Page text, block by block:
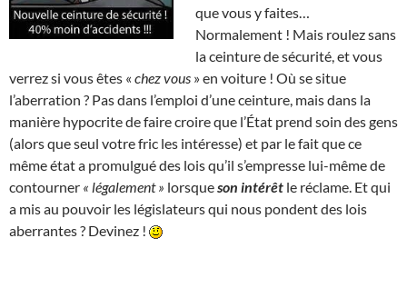
que vous y faites…
Normalement ! Mais roulez sans
la ceinture de sécurité, et vous
verrez si vous êtes « chez vous » en voiture ! Où se situe
l’aberration ? Pas dans l’emploi d’une ceinture, mais dans la
manière hypocrite de faire croire que l’État prend soin des gens
(alors que seul votre fric les intéresse) et par le fait que ce
même état a promulgué des lois qu’il s’empresse lui-même de
contourner « légalement » lorsqueson intérêt le réclame. Et qui
a mis au pouvoir les législateurs qui nous pondent des lois
aberrantes ? Devinez !